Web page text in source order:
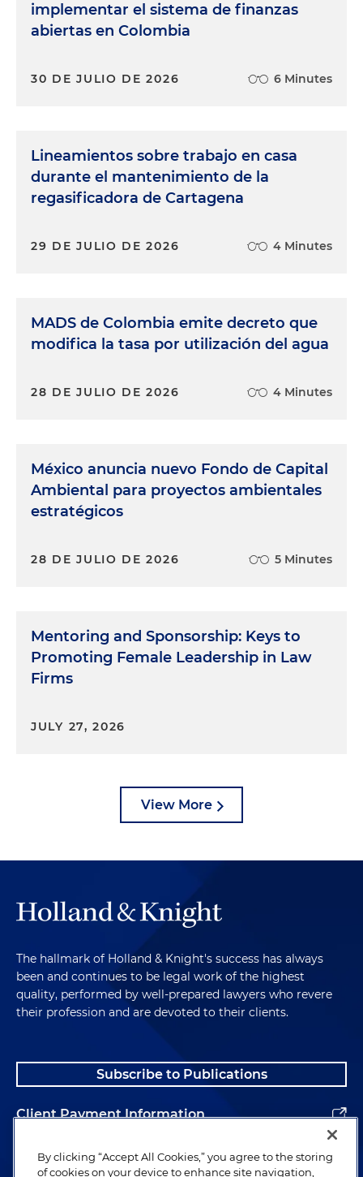
implementar el sistema de finanzas
abiertas en Colombia
30 DE JULIO DE 2026 6 Minutes
Lineamientos sobre trabajo en casa
durante el mantenimiento de la
regasificadora de Cartagena
29 DE JULIO DE 2026 4 Minutes
MADS de Colombia emite decreto que
modifica la tasa por utilización del agua
28 DE JULIO DE 2026 4 Minutes
México anuncia nuevo Fondo de Capital
Ambiental para proyectos ambientales
estratégicos
28 DE JULIO DE 2026 5 Minutes
Mentoring and Sponsorship: Keys to
Promoting Female Leadership in Law
Firms
JULY 27, 2026
View More
The hallmark of Holland & Knight's success has always
been and continues to be legal work of the highest
quality, performed by well-prepared lawyers who revere
their profession and are devoted to their clients.
Subscribe to Publications
Client Payment Information
Alumni
By clicking “Accept All Cookies,” you agree to the storing
of cookies on your device to enhance site navigation,